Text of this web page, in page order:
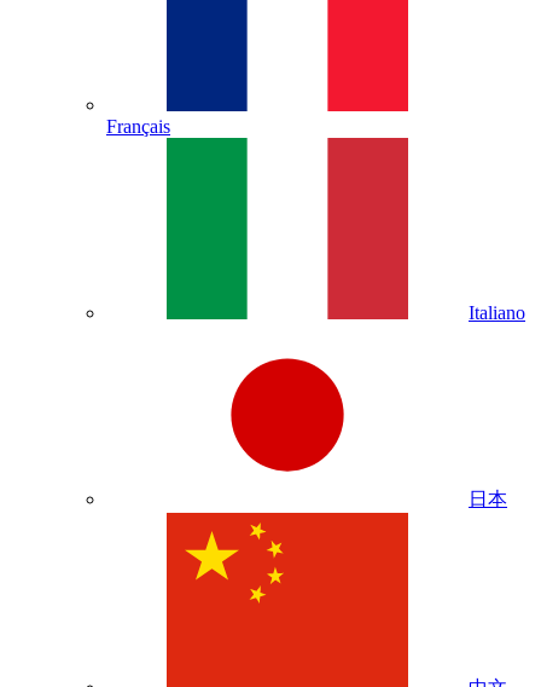
Français
Italiano
日本